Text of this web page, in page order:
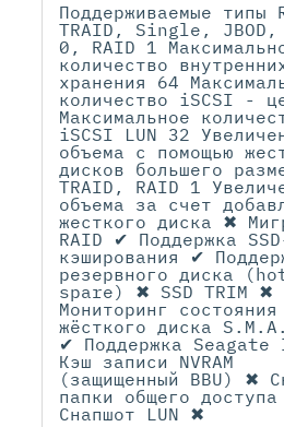
Поддерживаемые типы
TRAID, Single, JBOD,
0, RAID 1
количество
хранения 64
количество iSCSI -
Максимальное
iSCSI LUN 32
объема с помощью
дисков большего
TRAID, RAID 1
объема за счет
жесткого диска ✖
RAID ✔ Поддержка
кэширования ✔
резервного диска
spare) ✖ SSD TRIM ✖
Мониторинг состояния
жёсткого диска
✔ Поддержка Seagate
Кэш записи NVRAM
(защищенный BBU) ✖
папки общего
Снапшот LUN ✖